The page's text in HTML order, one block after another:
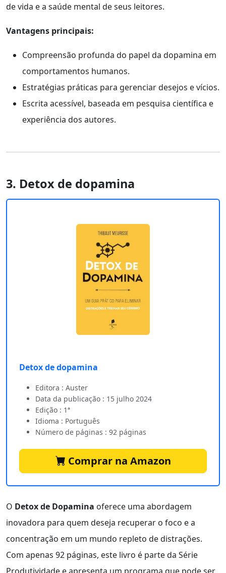
de vida e a saúde mental de seus leitores.
Vantagens principais:
Compreensão profunda do papel da dopamina em
comportamentos humanos.
Estratégias práticas para gerenciar desejos e vícios.
Escrita acessível, baseada em pesquisa científica e
experiência dos autores.
3. Detox de dopamina
Detox de dopamina
Editora : Auster
Data da publicação : 15 julho 2024
Edição : 1ª
Idioma : Português
Número de páginas : 92 páginas
Comprar na Amazon
O Detox de Dopamina oferece uma abordagem
inovadora para quem deseja recuperar o foco e a
concentração em um mundo repleto de distrações.
Com apenas 92 páginas, este livro é parte da Série